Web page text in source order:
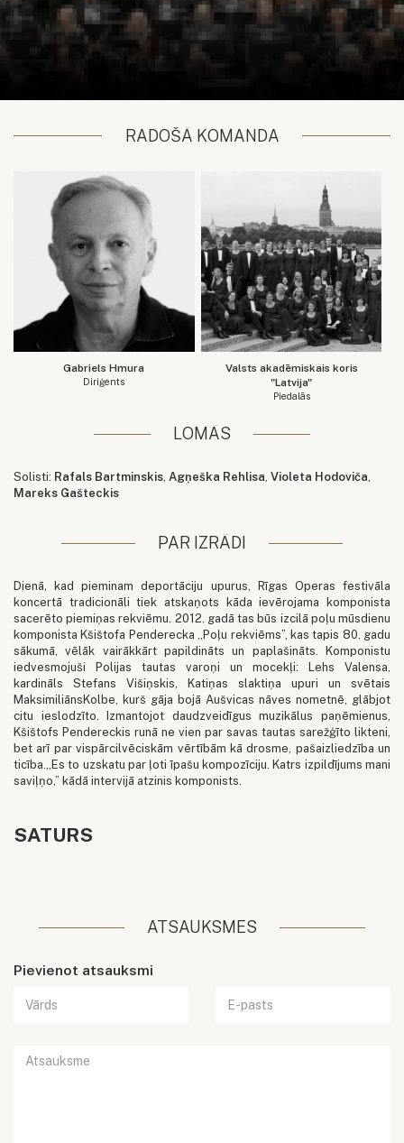
RADOŠĀ KOMANDA
Gabriels Hmura
Diriģents
Valsts akadēmiskais koris
"Latvija"
Piedalās
LOMĀS
Solisti: Rafals Bartminskis, Agņeška Rehlisa, Violeta Hodoviča,
Mareks Gašteckis
PAR IZRĀDI
Dienā, kad pieminam deportāciju upurus, Rīgas Operas festivāla
koncertā tradicionāli tiek atskaņots kāda ievērojama komponista
sacerēto piemiņas rekviēmu. 2012. gadā tas būs izcilā poļu mūsdienu
komponista Kšištofa Penderecka „Poļu rekviēms”, kas tapis 80. gadu
sākumā, vēlāk vairākkārt papildināts un paplašināts. Komponistu
iedvesmojuši Polijas tautas varoņi un mocekļi: Lehs Valensa,
kardināls Stefans Višiņskis, Katiņas slaktiņa upuri un svētais
MaksimiliānsKolbe, kurš gāja bojā Aušvicas nāves nometnē, glābjot
citu ieslodzīto. Izmantojot daudzveidīgus muzikālus paņēmienus,
Kšištofs Pendereckis runā ne vien par savas tautas sarežģīto likteni,
bet arī par vispārcilvēciskām vērtībām kā drosme, pašaizliedzība un
ticība.„Es to uzskatu par ļoti īpašu kompozīciju. Katrs izpildījums mani
saviļņo,” kādā intervijā atzinis komponists.
SATURS
ATSAUKSMES
Pievienot atsauksmi